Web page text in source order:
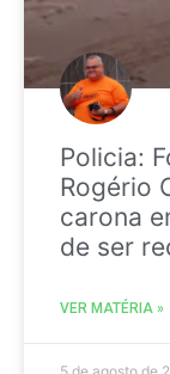
Policia:
Rogério
carona
de ser
VER MATÉRIA »